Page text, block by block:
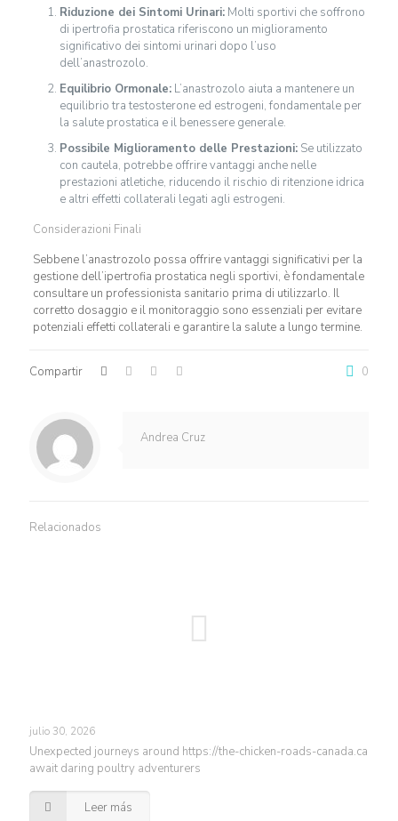
Riduzione dei Sintomi Urinari:Molti sportivi che soffrono
di ipertrofia prostatica riferiscono un miglioramento
significativo dei sintomi urinari dopo l’uso
dell’anastrozolo.
Equilibrio Ormonale:L’anastrozolo aiuta a mantenere un
equilibrio tra testosterone ed estrogeni, fondamentale per
la salute prostatica e il benessere generale.
Possibile Miglioramento delle Prestazioni:Se utilizzato
con cautela, potrebbe offrire vantaggi anche nelle
prestazioni atletiche, riducendo il rischio di ritenzione idrica
e altri effetti collaterali legati agli estrogeni.
Considerazioni Finali
Sebbene l’anastrozolo possa offrire vantaggi significativi per la
gestione dell’ipertrofia prostatica negli sportivi, è fondamentale
consultare un professionista sanitario prima di utilizzarlo. Il
corretto dosaggio e il monitoraggio sono essenziali per evitare
potenziali effetti collaterali e garantire la salute a lungo termine.
Compartir 0
Andrea Cruz
Relacionados
julio 30, 2026
Unexpected journeys around https://the-chicken-roads-canada.ca
await daring poultry adventurers
Leer más